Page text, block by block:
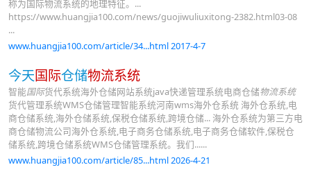
称为国际物流系统的地理特征。...
https://www.huangjia100.com/news/guojiwuliuxitong-2382.html03-08
...
www.huangjia100.com/article/34...html 2017-4-7
今天国际仓储物流系统
智能国际货代系统海外仓储网站系统java快递管理系统电商仓储物流系统
货代管理系统WMS仓储管理智能系统河南wms海外仓系统 海外仓系统,电
商仓储系统,海外仓储系统,保税仓储系统,跨境仓储... 海外仓系统为第三方电
商仓储物流公司海外仓系统,电子商务仓储系统,电子商务仓储软件,保税仓
储系统,跨境仓储系统WMS仓储管理系统。我们......
www.huangjia100.com/article/85...html 2026-4-21